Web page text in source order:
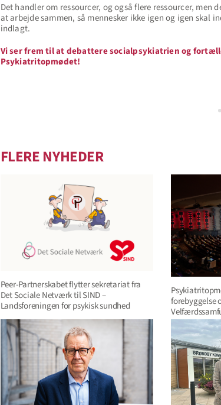
Det handler om ressourcer, og også flere ressourcer,
at arbejde sammen, så mennesker ikke igen og igen skal
indlagt.
Vi ser frem til at debattere socialpsykiatrien og
Psykiatritopmødet!
FLERE NYHEDER
Peer-Partnerskabet flytter sekretariat fra
Det Sociale Netværk til SIND –
Landsforeningen for psykisk sundhed
forebyggelse